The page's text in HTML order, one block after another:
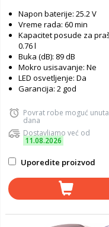
Napon baterije: 25.2 V
Vreme rada: 60 min
Kapacitet posude za
0.76 l
Buka (dB): 89 dB
Mokro usisavanje: Ne
LED osvetljenje: Da
Garancija: 2 god
Povrat robe moguć
dana
Dostavljamo već od
11.08.2026
Uporedite proizvod